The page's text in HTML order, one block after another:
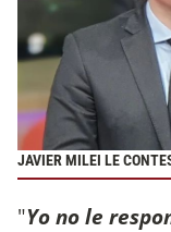
JAVIER MILEI LE
"Yo no le